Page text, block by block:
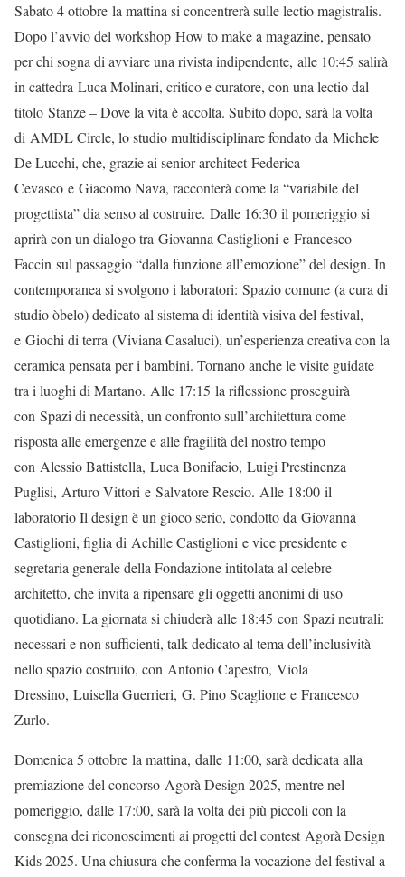
Sabato 4 ottobre la mattina si concentrerà sulle lectio magistralis.
Dopo l’avvio del workshop How to make a magazine, pensato
per chi sogna di avviare una rivista indipendente, alle 10:45 salirà
in cattedra Luca Molinari, critico e curatore, con una lectio dal
titolo Stanze – Dove la vita è accolta. Subito dopo, sarà la volta
di AMDL Circle, lo studio multidisciplinare fondato da Michele
De Lucchi, che, grazie ai senior architect Federica
Cevasco e Giacomo Nava, racconterà come la “variabile del
progettista” dia senso al costruire. Dalle 16:30 il pomeriggio si
aprirà con un dialogo tra Giovanna Castiglioni e Francesco
Faccin sul passaggio “dalla funzione all’emozione” del design. In
contemporanea si svolgono i laboratori: Spazio comune (a cura di
studio òbelo) dedicato al sistema di identità visiva del festival,
e Giochi di terra (Viviana Casaluci), un’esperienza creativa con la
ceramica pensata per i bambini. Tornano anche le visite guidate
tra i luoghi di Martano. Alle 17:15 la riflessione proseguirà
con Spazi di necessità, un confronto sull’architettura come
risposta alle emergenze e alle fragilità del nostro tempo
con Alessio Battistella, Luca Bonifacio, Luigi Prestinenza
Puglisi, Arturo Vittori e Salvatore Rescio. Alle 18:00 il
laboratorio Il design è un gioco serio, condotto da Giovanna
Castiglioni, figlia di Achille Castiglioni e vice presidente e
segretaria generale della Fondazione intitolata al celebre
architetto, che invita a ripensare gli oggetti anonimi di uso
quotidiano. La giornata si chiuderà alle 18:45 con Spazi neutrali:
necessari e non sufficienti, talk dedicato al tema dell’inclusività
nello spazio costruito, con Antonio Capestro, Viola
Dressino, Luisella Guerrieri, G. Pino Scaglione e Francesco
Zurlo.
Domenica 5 ottobre la mattina, dalle 11:00, sarà dedicata alla
premiazione del concorso Agorà Design 2025, mentre nel
pomeriggio, dalle 17:00, sarà la volta dei più piccoli con la
consegna dei riconoscimenti ai progetti del contest Agorà Design
Kids 2025. Una chiusura che conferma la vocazione del festival a